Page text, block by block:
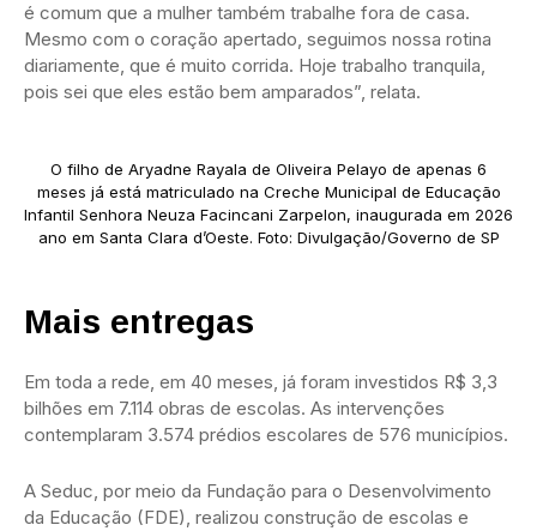
é comum que a mulher também trabalhe fora de casa.
Mesmo com o coração apertado, seguimos nossa rotina
diariamente, que é muito corrida. Hoje trabalho tranquila,
pois sei que eles estão bem amparados”, relata.
O filho de Aryadne Rayala de Oliveira Pelayo de apenas 6
meses já está matriculado na Creche Municipal de Educação
Infantil Senhora Neuza Facincani Zarpelon, inaugurada em 2026
ano em Santa Clara d’Oeste. Foto: Divulgação/Governo de SP
Mais entregas
Em toda a rede, em 40 meses, já foram investidos R$ 3,3
bilhões em 7.114 obras de escolas. As intervenções
contemplaram 3.574 prédios escolares de 576 municípios.
A Seduc, por meio da Fundação para o Desenvolvimento
da Educação (FDE), realizou construção de escolas e